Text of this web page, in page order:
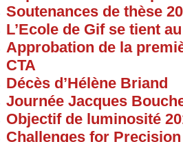
Soutenances de thèse
L’Ecole de Gif se tient
Approbation de la
CTA
Décès d’Hélène Briand
Journée Jacques
Objectif de luminosité
Challenges for